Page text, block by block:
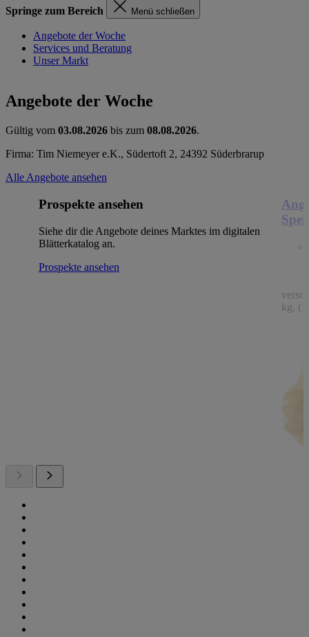
Springe zum Bereich Menü schließen
Angebote der Woche
Services und Beratung
Unser Markt
Angebote der Woche
Gültig vom 03.08.2026 bis zum 08.08.2026.
Firma: Tim Niemeyer e.K., Südertoft 2, 24392 Süderbrarup
Alle Angebote ansehen
Prospekte ansehen
Siehe dir die Angebote deines Marktes im digitalen
Blätterkatalog an.
Prospekte ansehen
kg,